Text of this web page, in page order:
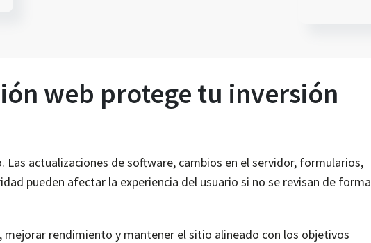
web protege tu inversión
actualizaciones de software, cambios en el servidor, formularios,
pueden afectar la experiencia del usuario si no se revisan de forma
mejorar rendimiento y mantener el sitio alineado con los objetivos